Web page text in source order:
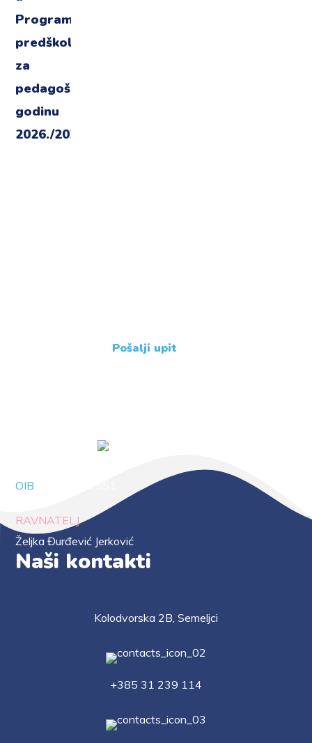
Pošalji upit
OIB
RAVNATELJ
Željka Đurđević Jerković
Naši kontakti
Kolodvorska 2B, Semeljci
+385 31 239 114